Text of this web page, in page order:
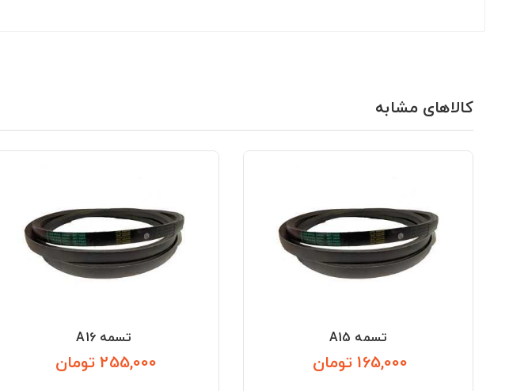
کالاهای مشابه
تسمه A15
165,000 تومان
تسمه A16
255,000 تومان